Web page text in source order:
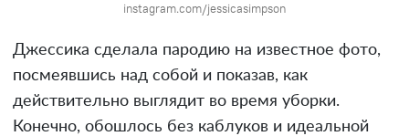
instagram.com/jessicasimpson
Джессика сделала пародию на известное фото,
посмеявшись над собой и показав, как
действительно выглядит во время уборки.
Конечно, обошлось без каблуков и идеальной